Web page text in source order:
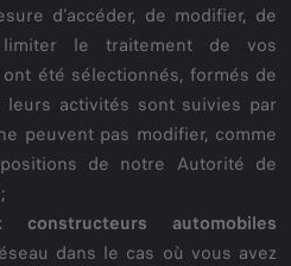
d'accéder, de modifier, de
le traitement de vos
été sélectionnés, formés de
leurs activités sont suivies par
peuvent pas modifier, comme
de notre Autorité de
automobiles
dans le cas où vous avez